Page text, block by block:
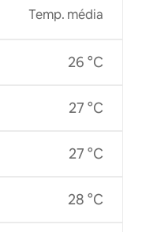
Temp. média
26 °C
27 °C
27 °C
28 °C